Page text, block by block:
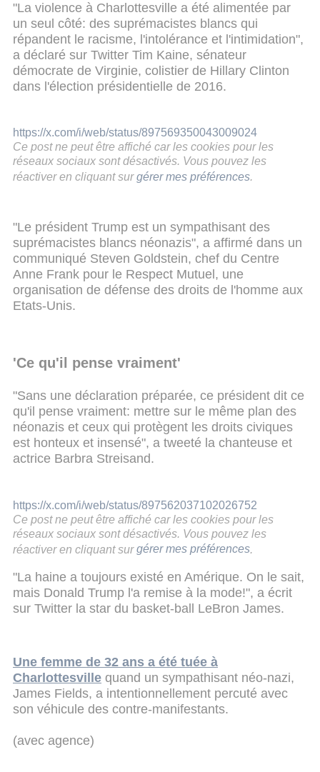
"La violence à Charlottesville a été alimentée par
un seul côté: des suprémacistes blancs qui
répandent le racisme, l'intolérance et l'intimidation",
a déclaré sur Twitter Tim Kaine, sénateur
démocrate de Virginie, colistier de Hillary Clinton
dans l'élection présidentielle de 2016.
https://x.com/i/web/status/897569350043009024
Ce post ne peut être affiché car les cookies pour les
réseaux sociaux sont désactivés. Vous pouvez les
réactiver en cliquant sur gérer mes préférences.
"Le président Trump est un sympathisant des
suprémacistes blancs néonazis", a affirmé dans un
communiqué Steven Goldstein, chef du Centre
Anne Frank pour le Respect Mutuel, une
organisation de défense des droits de l'homme aux
Etats-Unis.
'Ce qu'il pense vraiment'
"Sans une déclaration préparée, ce président dit ce
qu'il pense vraiment: mettre sur le même plan des
néonazis et ceux qui protègent les droits civiques
est honteux et insensé", a tweeté la chanteuse et
actrice Barbra Streisand.
https://x.com/i/web/status/897562037102026752
Ce post ne peut être affiché car les cookies pour les
réseaux sociaux sont désactivés. Vous pouvez les
réactiver en cliquant sur gérer mes préférences
"La haine a toujours existé en Amérique. On le sait,
mais Donald Trump l'a remise à la mode!", a écrit
sur Twitter la star du basket-ball LeBron James.
Une femme de 32 ans a été tuée à
Charlottesville quand un sympathisant néo-nazi,
James Fields, a intentionnellement percuté avec
son véhicule des contre-manifestants.
(avec agence)